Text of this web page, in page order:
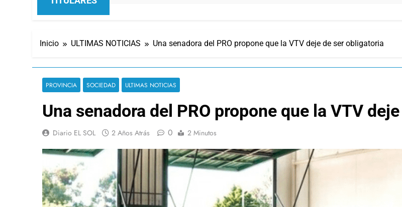
Inicio ULTIMAS NOTICIAS Una senadora del PRO propone que la VTV deje de ser obligatoria
PROVINCIA SOCIEDAD ULTIMAS NOTICIAS
Una senadora del PRO propone que la VTV
Diario EL SOL 2 Años Atrás 0 2 Minutos